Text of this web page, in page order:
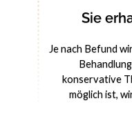
Sie
Je nach Befund
konservative
möglich ist,